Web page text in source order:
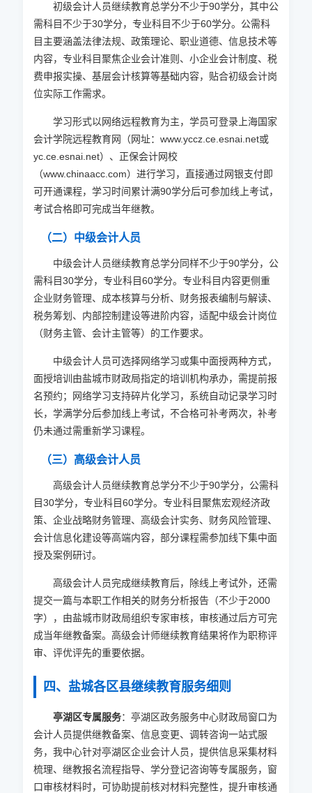
初级会计人员继续教育总学分不少于90学分，其中公
需科目不少于30学分，专业科目不少于60学分。公需科
目主要涵盖法律法规、政策理论、职业道德、信息技术等
内容，专业科目聚焦企业会计准则、小企业会计制度、税
费申报实操、基层会计核算等基础内容，贴合初级会计岗
位实际工作需求。
学习形式以网络远程教育为主，学员可登录上海国家
会计学院远程教育网（网址：www.yccz.ce.esnai.net或
yc.ce.esnai.net）、正保会计网校
（www.chinaacc.com）进行学习，直接通过网银支付即
可开通课程，学习时间累计满90学分后可参加线上考试，
考试合格即可完成当年继教。
（二）中级会计人员
中级会计人员继续教育总学分同样不少于90学分，公
需科目30学分，专业科目60学分。专业科目内容更侧重
企业财务管理、成本核算与分析、财务报表编制与解读、
税务筹划、内部控制建设等进阶内容，适配中级会计岗位
（财务主管、会计主管等）的工作要求。
中级会计人员可选择网络学习或集中面授两种方式，
面授培训由盐城市财政局指定的培训机构承办，需提前报
名预约；网络学习支持碎片化学习，系统自动记录学习时
长，学满学分后参加线上考试，不合格可补考两次，补考
仍未通过需重新学习课程。
（三）高级会计人员
高级会计人员继续教育总学分不少于90学分，公需科
目30学分，专业科目60学分。专业科目聚焦宏观经济政
策、企业战略财务管理、高级会计实务、财务风险管理、
会计信息化建设等高端内容，部分课程需参加线下集中面
授及案例研讨。
高级会计人员完成继续教育后，除线上考试外，还需
提交一篇与本职工作相关的财务分析报告（不少于2000
字），由盐城市财政局组织专家审核，审核通过后方可完
成当年继教备案。高级会计师继续教育结果将作为职称评
审、评优评先的重要依据。
四、盐城各区县继续教育服务细则
亭湖区专属服务：亭湖区政务服务中心财政局窗口为
会计人员提供继教备案、信息变更、调转咨询一站式服
务，我中心针对亭湖区企业会计人员，提供信息采集材料
梳理、继教报名流程指导、学分登记咨询等专属服务，窗
口审核材料时，可协助提前核对材料完整性，提升审核通